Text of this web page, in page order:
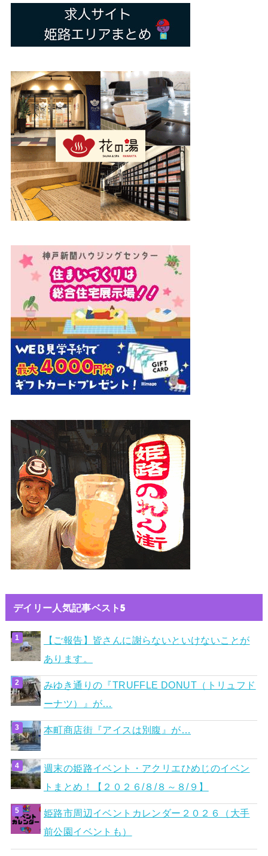
デイリー人気記事ベスト5
【ご報告】皆さんに謝らないといけないことが
あります。
みゆき通りの『TRUFFLE DONUT（トリュフド
ーナツ）』が…
本町商店街『アイスは別腹』が…
週末の姫路イベント・アクリエひめじのイベン
トまとめ！【２０２６/８/８～８/９】
姫路市周辺イベントカレンダー２０２６（大手
前公園イベントも）